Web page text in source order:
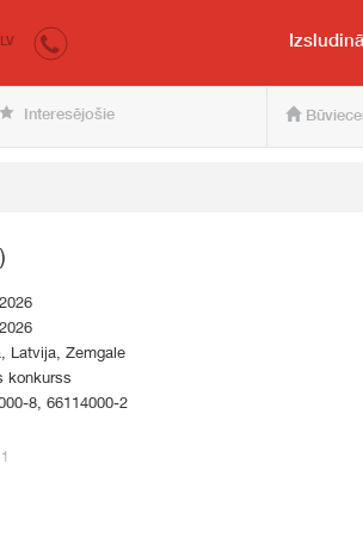
pircējam un
LV
Interesējošie
Latvija, Zemgale
konkurss
8, 66114000-2